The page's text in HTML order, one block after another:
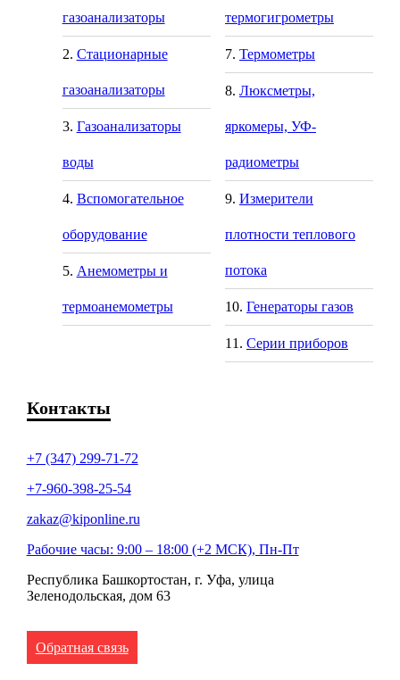
газоанализаторы
Стационарные
газоанализаторы
Газоанализаторы
воды
Вспомогательное
оборудование
Анемометры и
термоанемометры
термогигрометры
Термометры
Люксметры,
яркомеры, УФ-
радиометры
Измерители
плотности теплового
потока
Генераторы газов
Серии приборов
Контакты
+7 (347) 299-71-72
+7-960-398-25-54
zakaz@kiponline.ru
Рабочие часы: 9:00 – 18:00 (+2 МСК), Пн-Пт
Республика Башкортостан, г. Уфа, улица
Зеленодольская, дом 63
Обратная связь